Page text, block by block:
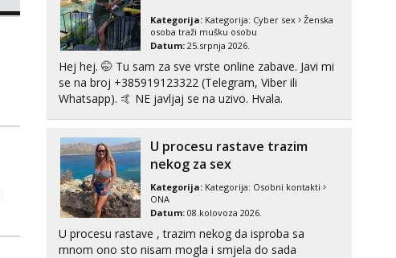
Čekam tvoj poziv!
Tel: 064/677-677 - Kod: #119
tel:0,93€ - mob:1,12€ min
Alisa
Razgovaram :)
Tel:064/677-677- Kod: #106
tel:0,93€ - mob:1,12€ min
Obavijesti me kada se oslobodi
Zara
Čekam tvoj poziv!
Tel:
tel:0,93€ - mob:1,12€ min
Kategorija: Kategorija: Cyber sex
Ženska
osoba traži mušku osobu
Datum: 25.srpnja 2026.
Hej hej. 🤭 Tu sam za sve vrste online zabave. Javi mi
se na broj +385919123322 (Telegram, Viber ili
Whatsapp). 🤙 NE javljaj se na uzivo. Hvala.
U procesu rastave trazim
nekog za sex
Kategorija: Kategorija: Osobni kontakti
ONA
Datum: 08.kolovoza 2026.
U procesu rastave , trazim nekog da isproba sa
mnom ono sto nisam mogla i smjela do sada